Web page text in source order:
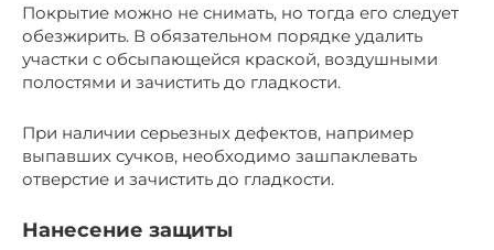
Покрытие можно не снимать, но тогда его следует
обезжирить. В обязательном порядке удалить
участки с обсыпающейся краской, воздушными
полостями и зачистить до гладкости.
При наличии серьезных дефектов, например
выпавших сучков, необходимо зашпаклевать
отверстие и зачистить до гладкости.
Нанесение защиты